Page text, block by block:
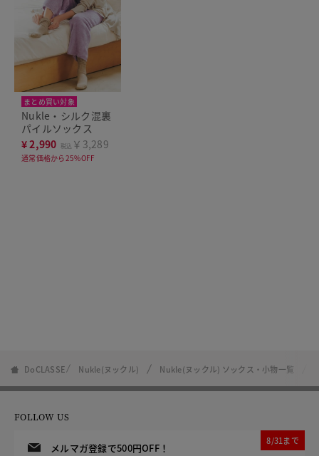
まとめ買い対象
Nukle・シルク混裏
パイルソックス
¥2,990 税込 ￥3,289
通常価格から25%OFF
DoCLASSE Nukle(ヌックル) Nukle(ヌックル) ソックス・小物一覧
FOLLOW US
メルマガ登録で500円OFF！
8/31まで